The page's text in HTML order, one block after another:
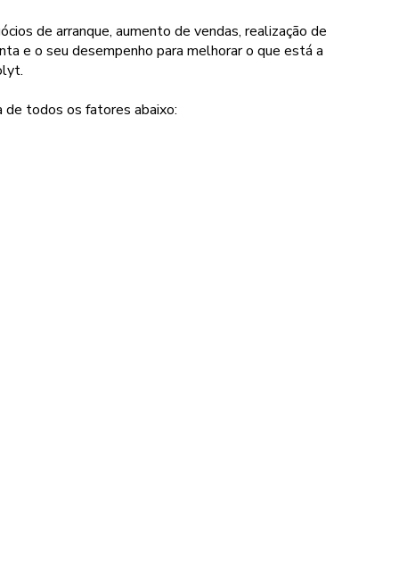
de arranque, aumento de vendas, realização de
e o seu desempenho para melhorar o que está a
de todos os fatores abaixo: